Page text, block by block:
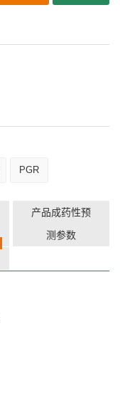
PGR
产品成药性预
测参数